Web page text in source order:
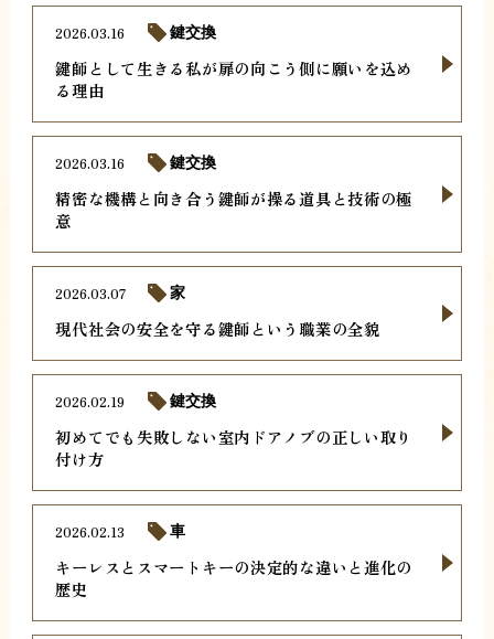
鍵師として生きる私が扉の向こう側に願いを込め
る理由
2026.03.16 鍵交換
精密な機構と向き合う鍵師が操る道具と技術の極
意
2026.03.16 鍵交換
現代社会の安全を守る鍵師という職業の全貌
2026.03.07 家
初めてでも失敗しない室内ドアノブの正しい取り
付け方
2026.02.19 鍵交換
キーレスとスマートキーの決定的な違いと進化の
歴史
2026.02.13 車